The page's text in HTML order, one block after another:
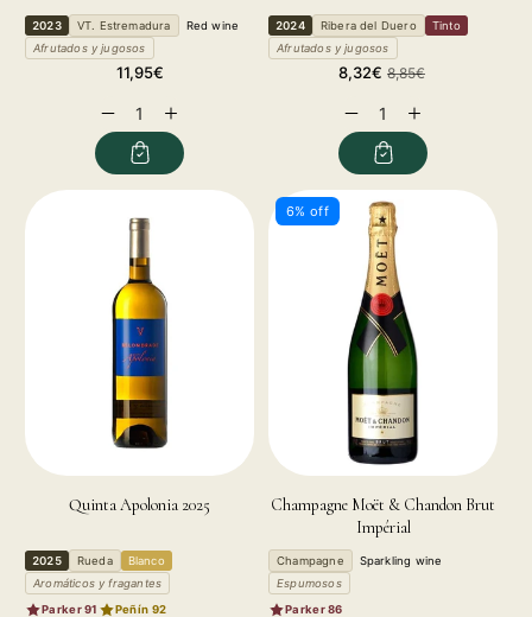
2023 VT. Estremadura
Red wine
Afrutados y jugosos
Regular
11,95€
Decrease
quantity
Increase
quantity
for
2024 Ribera del Duero
Tinto
Afrutados y jugosos
Sale
8,32€ Regular
8,85€
Decrease
quantity
Increase
quantity
for
Quinta Apolonia 2025
2025 Rueda
Blanco
Aromáticos y fragantes
Parker 91
Peñín 92
6% off
Champagne Moët & Chandon Brut
Impérial
Champagne
Sparkling wine
Espumosos
Parker 86